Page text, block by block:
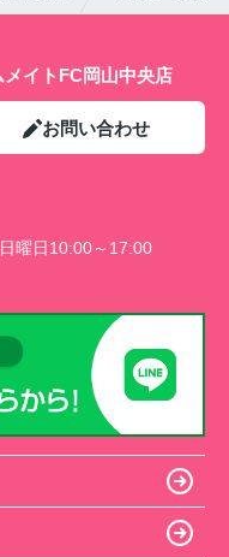
イトFC岡山中央店
お問い合わせ
曜日10:00～17:00